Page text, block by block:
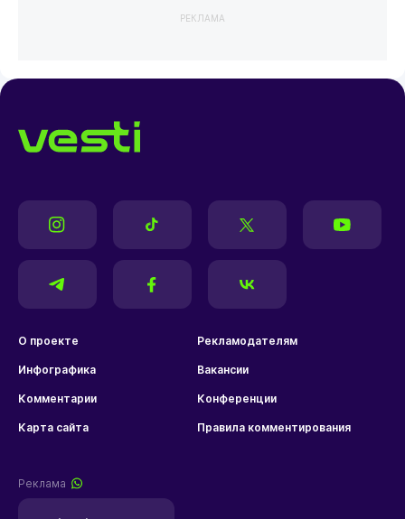
РЕКЛАМА
О проекте Рекламодателям
Инфографика Вакансии
Комментарии Конференции
Карта сайта Правила комментирования
Реклама